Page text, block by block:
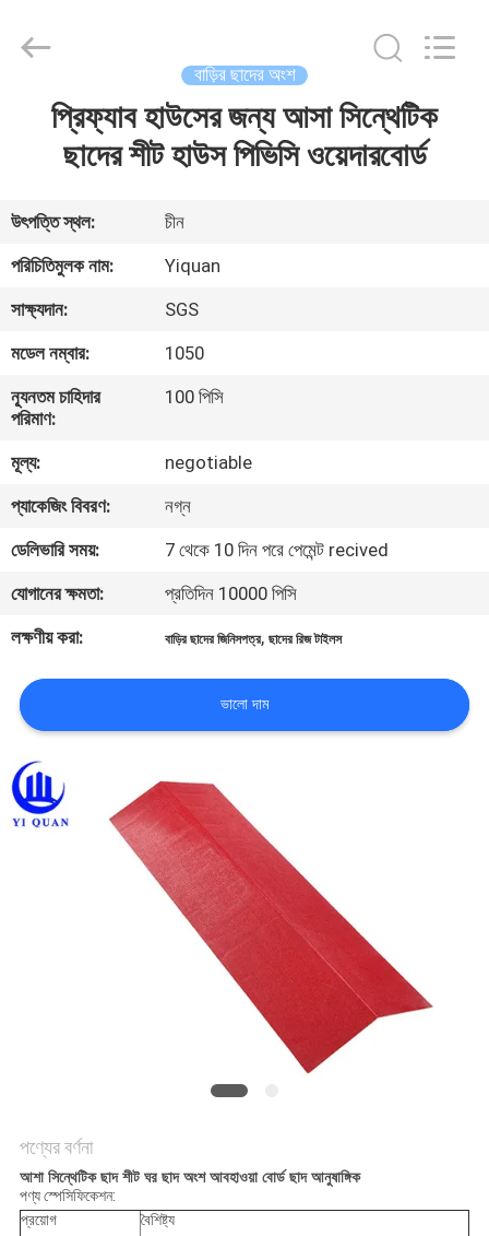
আমাদের
সম্পর্কে
কারখানা
ভ্রমণ
মান
নিয়ন্ত্রণ
যোগাযোগ
করুন
BLOG
উদ্ধৃতির
জন্য
আবেদন
Building
Material
বাড়ির ছাদের অংশ
প্রিফ্যাব হাউসের জন্য আসা সিন্থেটিক
ছাদের শীট হাউস পিভিসি ওয়েদারবোর্ড
উৎপত্তি স্থল:
চীন
পরিচিতিমুলক নাম:
Yiquan
সাক্ষ্যদান:
SGS
মডেল নম্বার:
1050
ন্যূনতম চাহিদার
পরিমাণ:
100 পিসি
মূল্য:
negotiable
প্যাকেজিং বিবরণ:
নগ্ন
ডেলিভারি সময়:
7 থেকে 10 দিন পরে পেমেন্ট recived
যোগানের ক্ষমতা:
প্রতিদিন 10000 পিসি
লক্ষণীয় করা:
বাড়ির ছাদের জিনিসপত্র,ছাদের রিজ টাইলস
ভালো দাম
পণ্যের বর্ণনা
আশা সিন্থেটিক ছাদ শীট ঘর ছাদ অংশ আবহাওয়া বোর্ড ছাদ আনুষাঙ্গিক
পণ্য স্পেসিফিকেশন:
প্রয়োগ
বৈশিষ্ট্য